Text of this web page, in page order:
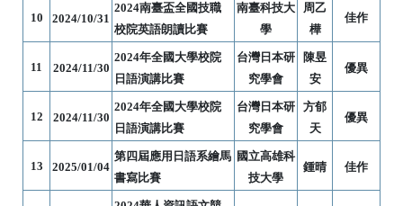
10 2024/10/31
2024南臺盃全國技職
校院英語朗讀比賽
南臺科技大
學
周乙
樺
佳作
11 2024/11/30
2024年全國大學校院
日語演講比賽
台灣日本研
究學會
陳昱
安
優異
12 2024/11/30
2024年全國大學校院
日語演講比賽
台灣日本研
究學會
方郁
天
優異
13 2025/01/04
第四屆應用日語系繪馬
書寫比賽
國立高雄科
技大學
鍾晴 佳作